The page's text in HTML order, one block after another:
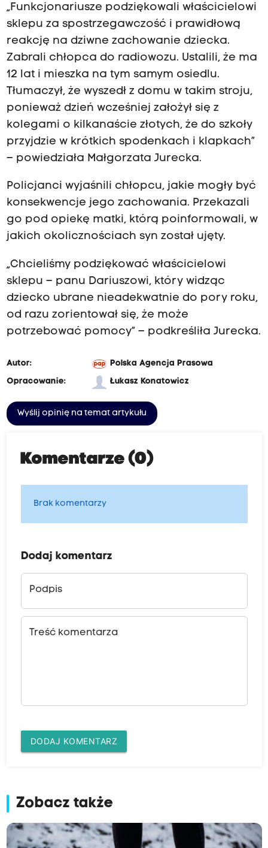
„Funkcjonariusze podziękowali właścicielowi
sklepu za spostrzegawczość i prawidłową
reakcję na dziwne zachowanie dziecka.
Zabrali chłopca do radiowozu. Ustalili, że ma
12 lat i mieszka na tym samym osiedlu.
Tłumaczył, że wyszedł z domu w takim stroju,
ponieważ dzień wcześniej założył się z
kolegami o kilkanaście złotych, że do szkoły
przyjdzie w krótkich spodenkach i klapkach”
– powiedziała Małgorzata Jurecka.
Policjanci wyjaśnili chłopcu, jakie mogły być
konsekwencje jego zachowania. Przekazali
go pod opiekę matki, którą poinformowali, w
jakich okolicznościach syn został ujęty.
„Chcieliśmy podziękować właścicielowi
sklepu – panu Dariuszowi, który widząc
dziecko ubrane nieadekwatnie do pory roku,
od razu zorientował się, że może
potrzebować pomocy” – podkreśliła Jurecka.
Autor:
Polska Agencja Prasowa
Opracowanie:
Łukasz Konatowicz
Wyślij opinię na temat artykułu
Komentarze (0)
Brak komentarzy
Dodaj komentarz
Podpis
Treść komentarza
DODAJ KOMENTARZ
Zobacz także